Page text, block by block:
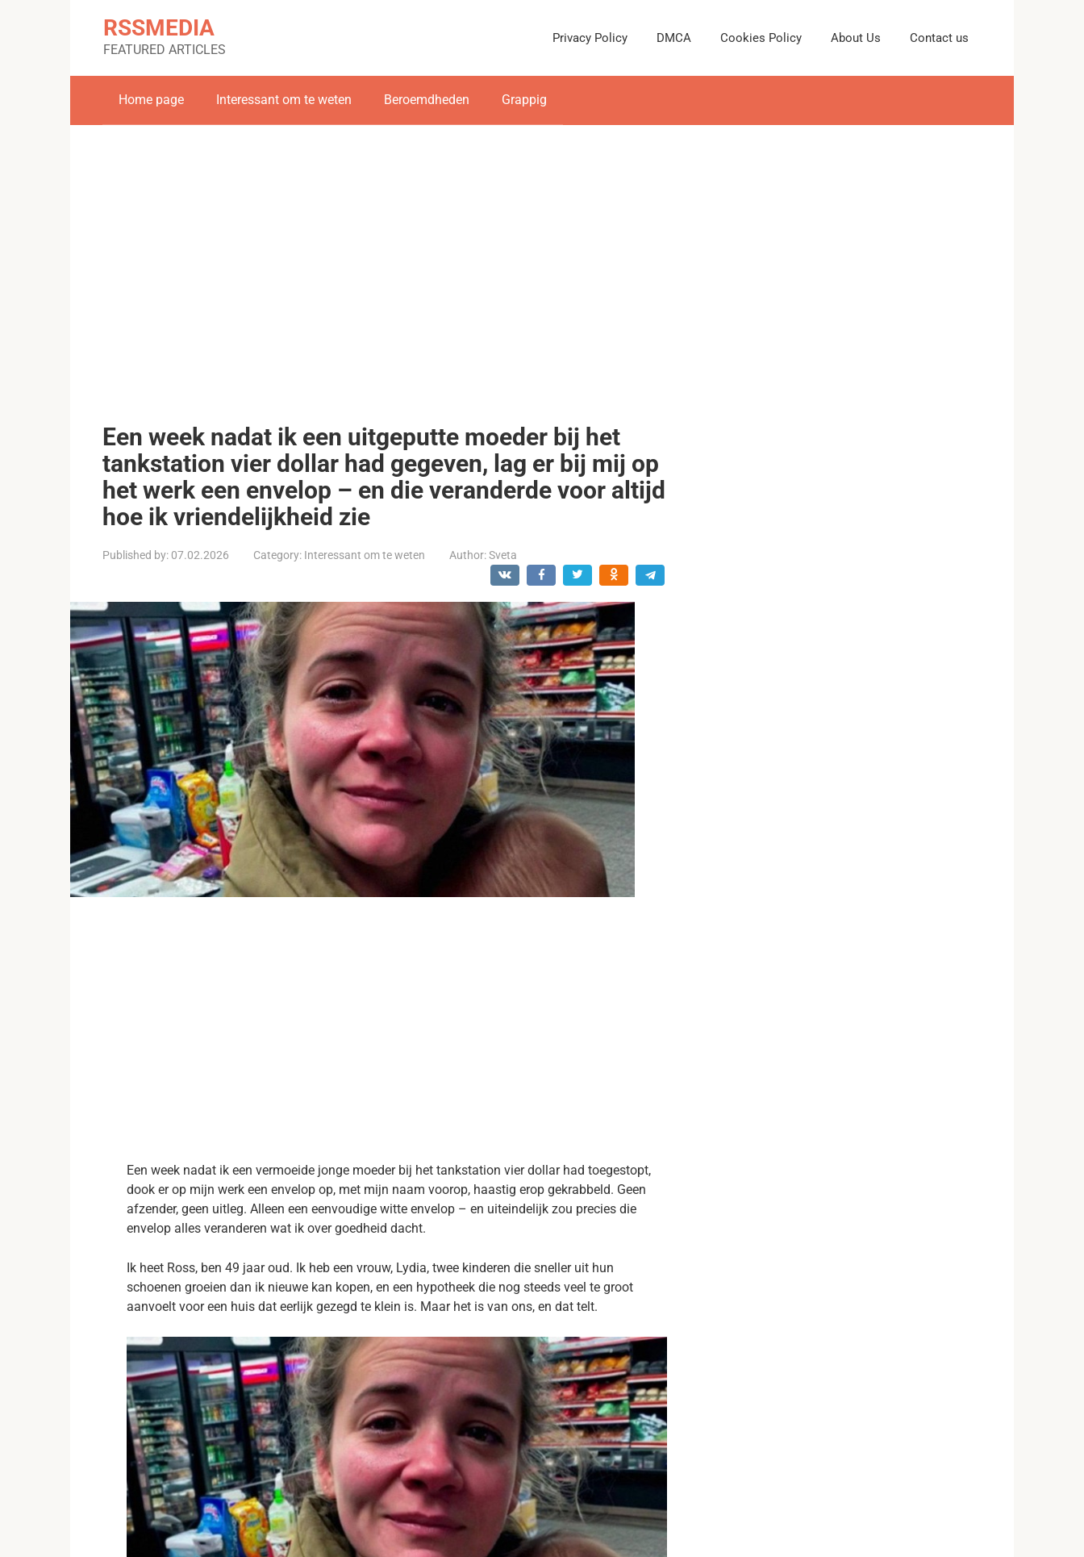
RSSMEDIA
FEATURED ARTICLES
Privacy Policy DMCA Cookies Policy About Us Contact us
Home page Interessant om te weten Beroemdheden Grappig
Een week nadat ik een uitgeputte moeder bij het
tankstation vier dollar had gegeven, lag er bij mij op
het werk een envelop – en die veranderde voor altijd
hoe ik vriendelijkheid zie
Published by: 07.02.2026 Category: Interessant om te weten Author:Sveta
Een week nadat ik een vermoeide jonge moeder bij het tankstation vier dollar had toegestopt,
dook er op mijn werk een envelop op, met mijn naam voorop, haastig erop gekrabbeld. Geen
afzender, geen uitleg. Alleen een eenvoudige witte envelop – en uiteindelijk zou precies die
envelop alles veranderen wat ik over goedheid dacht.
Ik heet Ross, ben 49 jaar oud. Ik heb een vrouw, Lydia, twee kinderen die sneller uit hun
schoenen groeien dan ik nieuwe kan kopen, en een hypotheek die nog steeds veel te groot
aanvoelt voor een huis dat eerlijk gezegd te klein is. Maar het is van ons, en dat telt.